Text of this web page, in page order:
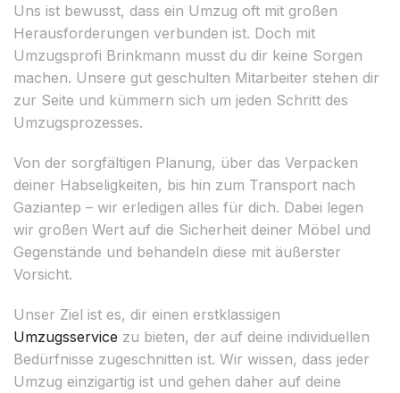
Uns ist bewusst, dass ein Umzug oft mit großen
Herausforderungen verbunden ist. Doch mit
Umzugsprofi Brinkmann musst du dir keine Sorgen
machen. Unsere gut geschulten Mitarbeiter stehen dir
zur Seite und kümmern sich um jeden Schritt des
Umzugsprozesses.
Von der sorgfältigen Planung, über das Verpacken
deiner Habseligkeiten, bis hin zum Transport nach
Gaziantep – wir erledigen alles für dich. Dabei legen
wir großen Wert auf die Sicherheit deiner Möbel und
Gegenstände und behandeln diese mit äußerster
Vorsicht.
Unser Ziel ist es, dir einen erstklassigen
Umzugsservice zu bieten, der auf deine individuellen
Bedürfnisse zugeschnitten ist. Wir wissen, dass jeder
Umzug einzigartig ist und gehen daher auf deine